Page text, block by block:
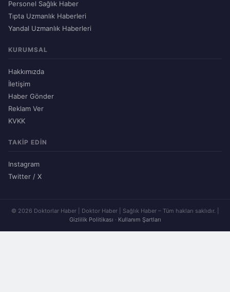
Personel Sağlık Haber
Tıpta Uzmanlık Haberleri
Yandal Uzmanlık Haberleri
KURUMSAL
Hakkımızda
İletişim
Haber Gönder
Reklam Ver
KVKK
TAKIP EDIN
Instagram
Twitter / X
© 2026 Doktorlar Haber | Doktor Haber | Sağlık Haber – Tüm hakları saklıdır. |
Gizlilik Politikası · Kullanım Şartları